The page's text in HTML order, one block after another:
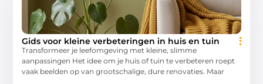
Gids voor kleine verbeteringen in huis en tuin
Transformeer je leefomgeving met kleine, slimme
aanpassingen Het idee om je huis of tuin te verbeteren roept
vaak beelden op van grootschalige, dure renovaties. Maar